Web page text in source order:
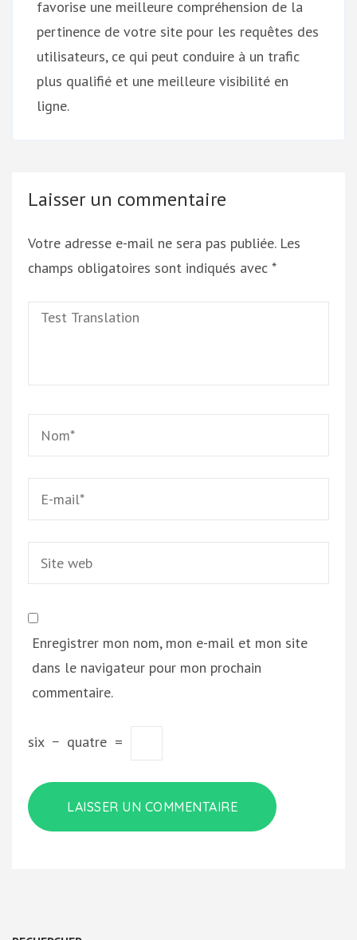
favorise une meilleure compréhension de la
pertinence de votre site pour les requêtes des
utilisateurs, ce qui peut conduire à un trafic
plus qualifié et une meilleure visibilité en
ligne.
Laisser un commentaire
Votre adresse e-mail ne sera pas publiée. Les
champs obligatoires sont indiqués avec *
Test
Enregistrer mon nom, mon e-mail et mon site
dans le navigateur pour mon prochain
commentaire.
six − quatre =